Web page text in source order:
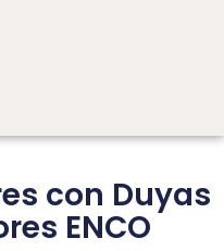
con Duyas
ENCO